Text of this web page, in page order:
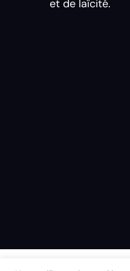
et de laïcité.